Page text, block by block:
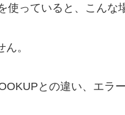
っていると、こんな
。
との違い、エラ